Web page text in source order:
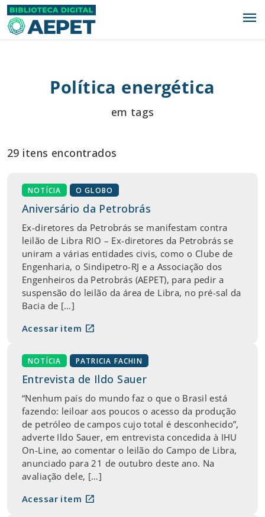
menu
Política energética
em tags
29 itens encontrados
NOTÍCIA O GLOBO
Aniversário da Petrobrás
Ex-diretores da Petrobrás se manifestam contra
leilão de Libra RIO – Ex-diretores da Petrobrás se
uniram a várias entidades civis, como o Clube de
Engenharia, o Sindipetro-RJ e a Associação dos
Engenheiros da Petrobrás (AEPET), para pedir a
suspensão do leilão da área de Libra, no pré-sal da
Bacia de […]
Acessar item open_in_new
NOTÍCIA PATRICIA FACHIN
Entrevista de Ildo Sauer
“Nenhum país do mundo faz o que o Brasil está
fazendo: leiloar aos poucos o acesso da produção
de petróleo de campos cujo total é desconhecido”,
adverte Ildo Sauer, em entrevista concedida à IHU
On-Line, ao comentar o leilão do Campo de Libra,
anunciado para 21 de outubro deste ano. Na
avaliação dele, […]
Acessar item open_in_new